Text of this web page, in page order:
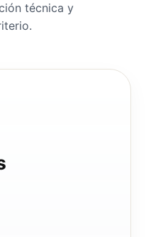
técnica y